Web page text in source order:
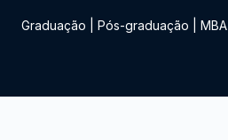
Graduação Pós-graduação MBA